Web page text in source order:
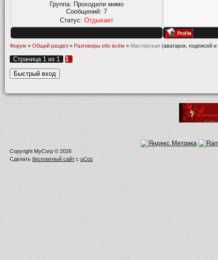
Группа: Проходили мимо
Сообщений: 7
Статус: Отдыхает
Форум » Общий раздел » Разговоры обо всём » Мастерская (аватарок, подписей и
Страница 1 из 1 1
Copyright MyCorp © 2026
Сделать бесплатный сайт с uCoz